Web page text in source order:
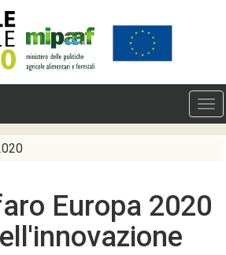
Europa 2020